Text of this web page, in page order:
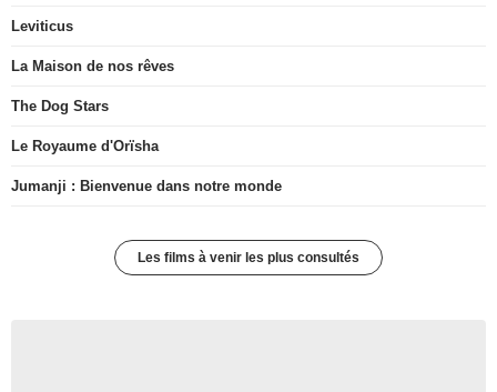
Leviticus
La Maison de nos rêves
The Dog Stars
Le Royaume d'Orïsha
Jumanji : Bienvenue dans notre monde
Les films à venir les plus consultés